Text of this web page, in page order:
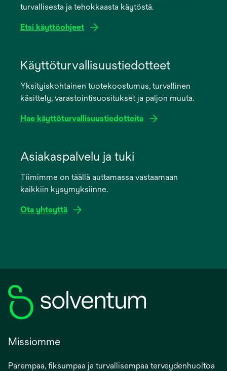
turvallisesta ja tehokkaasta käytöstä.
Etsi käyttöohjeet
new
Käyttöturvallisuustiedotteet
Yksityiskohtainen tuotekoostumus, turvallinen
käsittely, varastointisuositukset ja paljon muuta.
Hae käyttöturvallisuustiedotteita
new
Asiakaspalvelu ja tuki
Tiimimme on täällä auttamassa vastaamaan
kaikkiin kysymyksiinne.
Ota yhteyttä
Missiomme
Parempaa, fiksumpaa ja turvallisempaa terveydenhuoltoa